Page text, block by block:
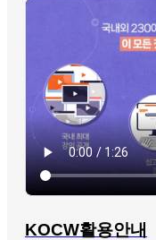
KOCW활용안내